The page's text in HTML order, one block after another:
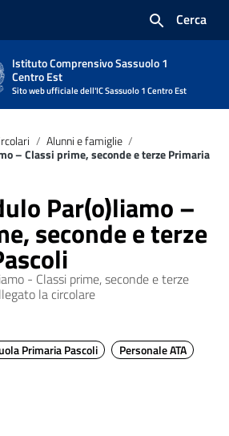
Cerca
Istituto Comprensivo Sassuolo 1
Centro Est
Sito web ufficiale dell'IC Sassuolo 1 Centro Est
/ Alunni e famiglie /
– Classi prime, seconde e terze Primaria
Par(o)liamo –
seconde e terze
- Classi prime, seconde e terze
la circolare
Primaria Pascoli Personale ATA